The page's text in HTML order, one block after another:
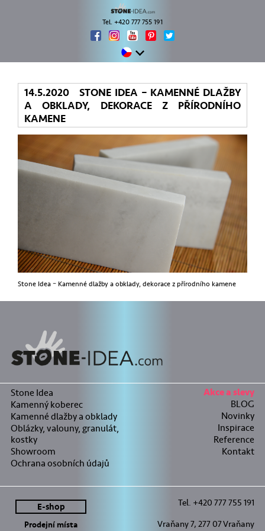
Tel. +420 777 755 191
14.5.2020 STONE IDEA – KAMENNÉ DLAŽBY
A OBKLADY, DEKORACE Z PŘÍRODNÍHO
KAMENE
Stone Idea – Kamenné dlažby a obklady, dekorace z přírodního kamene
Stone Idea
Kamenný koberec
Kamenné dlažby a obklady
Oblázky, valouny, granulát,
kostky
Showroom
Ochrana osobních údajů
Akce a slevy
BLOG
Novinky
Inspirace
Reference
Kontakt
E-shop
Prodejní místa
Tel. +420 777 755 191
Vraňany 7, 277 07 Vraňany